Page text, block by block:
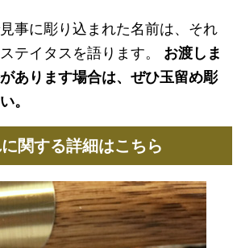
事に彫り込まれた名前は、それ
テイタスを語ります。 お渡しま
あります場合は、ぜひ玉留め彫
。
関する詳細はこちら